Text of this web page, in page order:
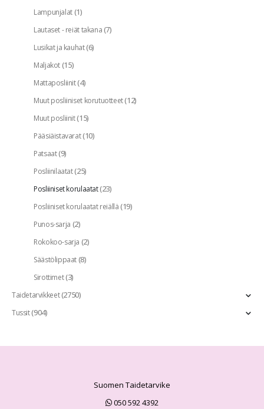
Lampunjalat(1)
Lautaset - reiät takana(7)
Lusikat ja kauhat(6)
Maljakot(15)
Mattaposliinit(4)
Muut posliiniset korutuotteet(12)
Muut posliinit(15)
Pääsiäistavarat(10)
Patsaat(9)
Posliinilaatat(25)
Posliiniset korulaatat(23)
Posliiniset korulaatat reiällä(19)
Punos-sarja (2)
Rokokoo-sarja (2)
Säästölippaat(8)
Sirottimet(3)
Taidetarvikkeet(2750)
Tussit(904)
Suomen Taidetarvike
050 592 4392